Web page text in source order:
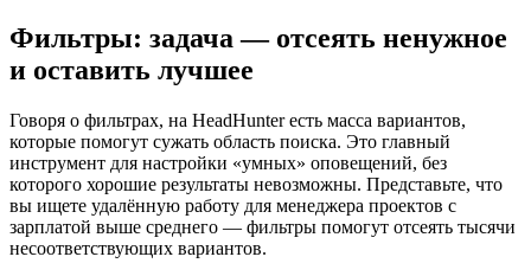
Фильтры: задача — отсеять ненужное
и оставить лучшее
Говоря о фильтрах, на HeadHunter есть масса вариантов,
которые помогут сужать область поиска. Это главный
инструмент для настройки «умных» оповещений, без
которого хорошие результаты невозможны. Представьте, что
вы ищете удалённую работу для менеджера проектов с
зарплатой выше среднего — фильтры помогут отсеять тысячи
несоответствующих вариантов.